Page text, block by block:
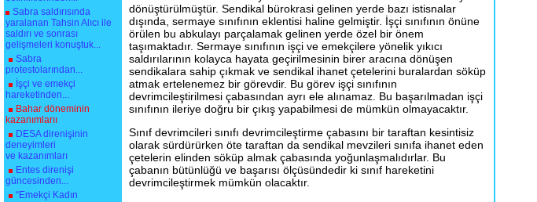
Sabra saldırısında
yaralanan Tahsin Alıcı ile
saldırı ve sonrası
gelişmeleri konuştuk...
Sabra
protestolarından...
İşçi ve emekçi
hareketinden...
Bahar döneminin
kazanımlarıı
DESA direnişinin
deneyimleri
ve kazanımları
Entes direnişi
güncesinden...
“Emekçi Kadın
dönüştürülmüştür. Sendikal bürokrasi gelinen yerde bazı istisnalar
dışında, sermaye sınıfının eklentisi haline gelmiştir. İşçi sınıfının önüne
örülen bu abkulayı parçalamak gelinen yerde özel bir önem
taşımaktadır. Sermaye sınıfının işçi ve emekçilere yönelik yıkıcı
saldırılarının kolayca hayata geçirilmesinin birer aracına dönüşen
sendikalara sahip çıkmak ve sendikal ihanet çetelerini buralardan söküp
atmak ertelenemez bir görevdir. Bu görev işçi sınıfının
devrimcileştirilmesi çabasından ayrı ele alınamaz. Bu başarılmadan işçi
sınıfının ileriye doğru bir çıkış yapabilmesi de mümkün olmayacaktır.
Sınıf devrimcileri sınıfı devrimcileştirme çabasını bir taraftan kesintisiz
olarak sürdürürken öte taraftan da sendikal mevzileri sınıfa ihanet eden
çetelerin elinden söküp almak çabasında yoğunlaşmalıdırlar. Bu
çabanın bütünlüğü ve başarısı ölçüsündedir ki sınıf hareketini
devrimcileştirmek mümkün olacaktır.